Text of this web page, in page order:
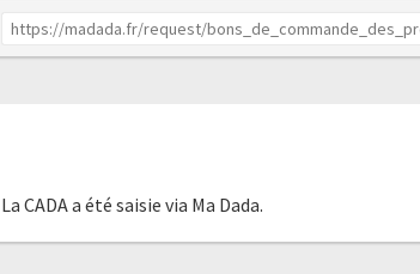
La CADA a été saisie via Ma Dada.